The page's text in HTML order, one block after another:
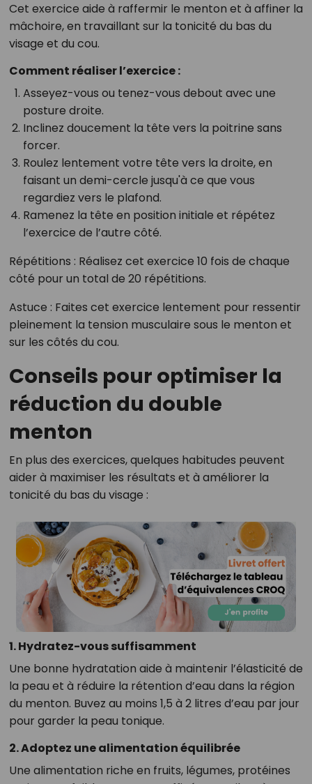
Cet exercice aide à raffermir le menton et à affiner la
mâchoire, en travaillant sur la tonicité du bas du
visage et du cou.
Comment réaliser l’exercice :
Asseyez-vous ou tenez-vous debout avec une
posture droite.
Inclinez doucement la tête vers la poitrine sans
forcer.
Roulez lentement votre tête vers la droite, en
faisant un demi-cercle jusqu'à ce que vous
regardiez vers le plafond.
Ramenez la tête en position initiale et répétez
l’exercice de l’autre côté.
Répétitions : Réalisez cet exercice 10 fois de chaque
côté pour un total de 20 répétitions.
Astuce : Faites cet exercice lentement pour ressentir
pleinement la tension musculaire sous le menton et
sur les côtés du cou.
Conseils pour optimiser la
réduction du double
menton
En plus des exercices, quelques habitudes peuvent
aider à maximiser les résultats et à améliorer la
tonicité du bas du visage :
1. Hydratez-vous suffisamment
Une bonne hydratation aide à maintenir l’élasticité de
la peau et à réduire la rétention d’eau dans la région
du menton. Buvez au moins 1,5 à 2 litres d’eau par jour
pour garder la peau tonique.
2. Adoptez une alimentation équilibrée
Une alimentation riche en fruits, légumes, protéines